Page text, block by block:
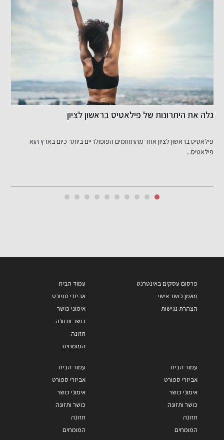
גלה את היתרונות של פילאטיס בראשון לציון
פילאטיס בראשון לציון אחד מהתחומים הפופולריים ביותר כיום בארץ הוא
פילאטיס...
פרסום עסקים באינטרנט
מאמן כושר אישי
הצהרת נגישות
עמוד הבית
אביזרי ספורט
אימוני כושר
כושר ותזונה
תזונה
המומחים
עמוד הבית
אביזרי ספורט
אימוני כושר
כושר ותזונה
תזונה
המומחים
עמוד הבית
אביזרי ספורט
אימוני כושר
כושר ותזונה
תזונה
המומחים